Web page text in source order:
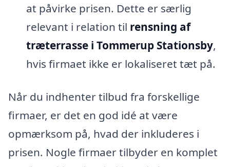
at påvirke prisen. Dette er særlig
relevant i relation til rensning af
træterrasse i Tommerup Stationsby,
hvis firmaet ikke er lokaliseret tæt på.
Når du indhenter tilbud fra forskellige
firmaer, er det en god idé at være
opmærksom på, hvad der inkluderes i
prisen. Nogle firmaer tilbyder en komplet